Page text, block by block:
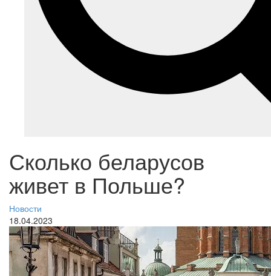
Сколько беларусов
живет в Польше?
Новости
18.04.2023